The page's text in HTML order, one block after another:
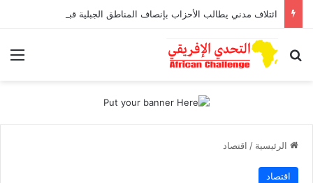
بحث عن
الرئيسية / اقتصاد
اقتصاد